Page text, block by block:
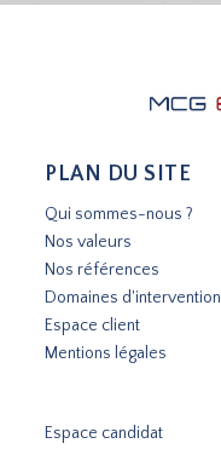
PLAN DU SITE
Qui sommes-nous ?
Nos valeurs
Nos références
Domaines d'intervention
Espace client
Mentions légales
Espace candidat